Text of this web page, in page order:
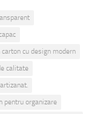
carton cu design modern
calitate
pentru organizare